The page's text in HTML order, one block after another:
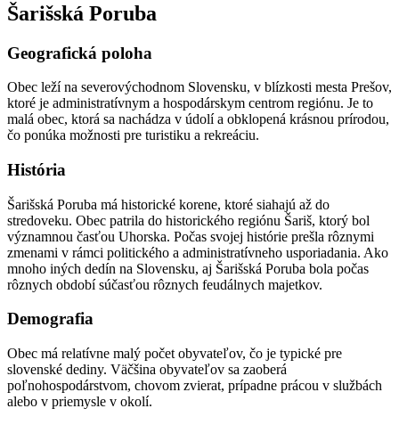
Šarišská Poruba
Geografická poloha
Obec leží na severovýchodnom Slovensku, v blízkosti mesta Prešov,
ktoré je administratívnym a hospodárskym centrom regiónu. Je to
malá obec, ktorá sa nachádza v údolí a obklopená krásnou prírodou,
čo ponúka možnosti pre turistiku a rekreáciu.
História
Šarišská Poruba má historické korene, ktoré siahajú až do
stredoveku. Obec patrila do historického regiónu Šariš, ktorý bol
významnou časťou Uhorska. Počas svojej histórie prešla rôznymi
zmenami v rámci politického a administratívneho usporiadania. Ako
mnoho iných dedín na Slovensku, aj Šarišská Poruba bola počas
rôznych období súčasťou rôznych feudálnych majetkov.
Demografia
Obec má relatívne malý počet obyvateľov, čo je typické pre
slovenské dediny. Väčšina obyvateľov sa zaoberá
poľnohospodárstvom, chovom zvierat, prípadne prácou v službách
alebo v priemysle v okolí.